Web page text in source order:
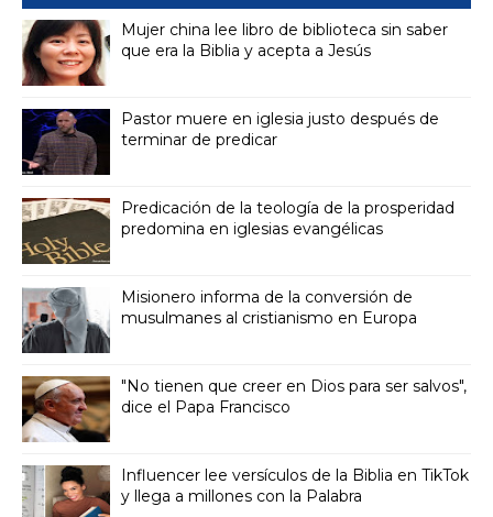
Mujer china lee libro de biblioteca sin saber
que era la Biblia y acepta a Jesús
Pastor muere en iglesia justo después de
terminar de predicar
Predicación de la teología de la prosperidad
predomina en iglesias evangélicas
Misionero informa de la conversión de
musulmanes al cristianismo en Europa
"No tienen que creer en Dios para ser salvos",
dice el Papa Francisco
Influencer lee versículos de la Biblia en TikTok
y llega a millones con la Palabra